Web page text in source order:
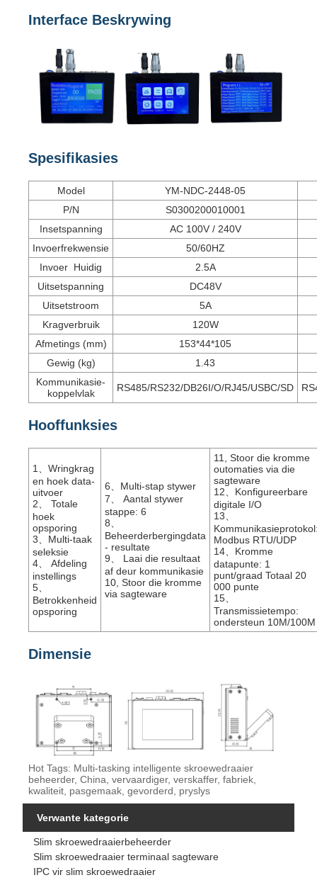
Interface Beskrywing
Spesifikasies
Model
YM-NDC-2448-05
P/N
S0300200010001
Insetspanning
AC 100V / 240V
Invoerfrekwensie
50/60HZ
Invoer Huidig
2.5A
Uitsetspanning
DC48V
Uitsetstroom
5A
Kragverbruik
120W
Afmetings (mm)
153*44*105
Gewig (kg)
1.43
Kommunikasie-
koppelvlak
RS485/RS232/DB26I/O/RJ45/USBC/SD
Hooffunksies
1、Wringkrag
en hoek data-
uitvoer
2、 Totale
hoek
opsporing
3、Multi-taak
seleksie
4、 Afdeling
instellings
5、
Betrokkenheid
opsporing
6、Multi-stap stywer
7、 Aantal stywer
stappe: 6
8、
Beheerderbergingdata
- resultate
9、 Laai die resultaat
af deur kommunikasie
10, Stoor die kromme
via sagteware
11, Stoor die kromme
outomaties via die
sagteware
12、Konfigureerbare
digitale I/O
13、
Modbus RTU/UDP
14、Kromme
datapunte: 1
punt/graad Totaal 20
000 punte
15、
Transmissietempo:
ondersteun 10M/100M
Dimensie
Hot Tags: Multi-tasking intelligente skroewedraaier
beheerder, China, vervaardiger, verskaffer, fabriek,
kwaliteit, pasgemaak, gevorderd, pryslys
Verwante kategorie
Slim skroewedraaierbeheerder
Slim skroewedraaier terminaal sagteware
IPC vir slim skroewedraaier